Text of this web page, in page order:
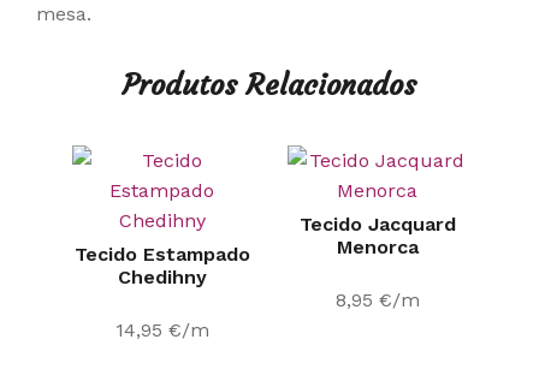
mesa.
Produtos Relacionados
Tecido Estampado
Chedihny
14,95 €/m
Tecido Jacquard
Menorca
8,95 €/m